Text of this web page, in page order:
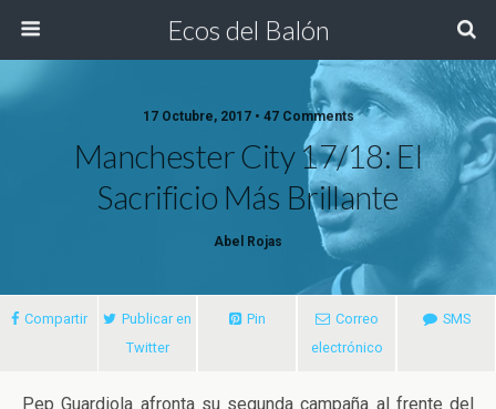
Ecos del Balón
17 Octubre, 2017 • 47 Comments
Manchester City 17/18: El
Sacrificio Más Brillante
Abel Rojas
Compartir
Publicar en
Twitter
Pin
Correo
electrónico
SMS
Pep Guardiola afronta su segunda campaña al frente del